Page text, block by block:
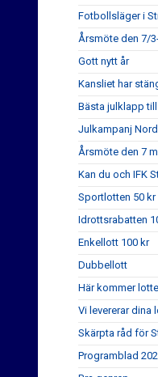
Fotbollsläger i
Årsmöte den 7/
Gott nytt år
Kansliet har
Bästa julklapp
Julkampanj
Årsmöte den 7
Kan du och IFK
Sportlotten 50 kr
Idrottsrabatten
Enkellott 100 kr
Dubbellott
Här kommer
Vi levererar dina
Skärpta råd för
Programblad